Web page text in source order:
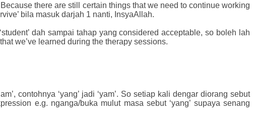
there are still certain things that we need to continue working
bila masuk darjah 1 nanti, InsyaAllah.
dah sampai tahap yang considered acceptable, so boleh lah
we’ve learned during the therapy sessions.
contohnya ‘yang’ jadi ‘yam’. So setiap kali dengar diorang sebut
e.g. nganga/buka mulut masa sebut ‘yang’ supaya senang